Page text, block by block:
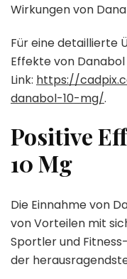
Wirkungen von
Für eine detaillierte
Effekte von
Link: https://
danabol-10-mg/.
Positive
10 Mg
Die Einnahme von
von Vorteilen mit
Sportler und
der